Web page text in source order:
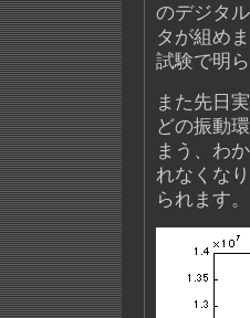
のデジタ
タが組め
試験で明
また先日
どの振動
まう、わ
れなくな
られます。